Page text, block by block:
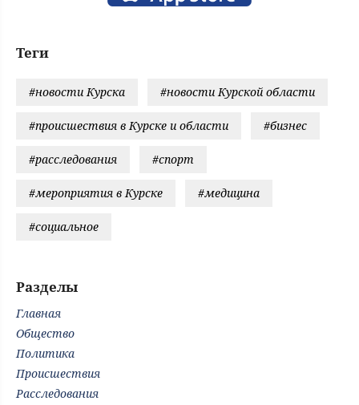
Теги
#новости Курска #новости Курской области
#происшествия в Курске и области #бизнес
#расследования #спорт
#мероприятия в Курске #медицина
#социальное
Разделы
Главная
Общество
Политика
Происшествия
Расследования